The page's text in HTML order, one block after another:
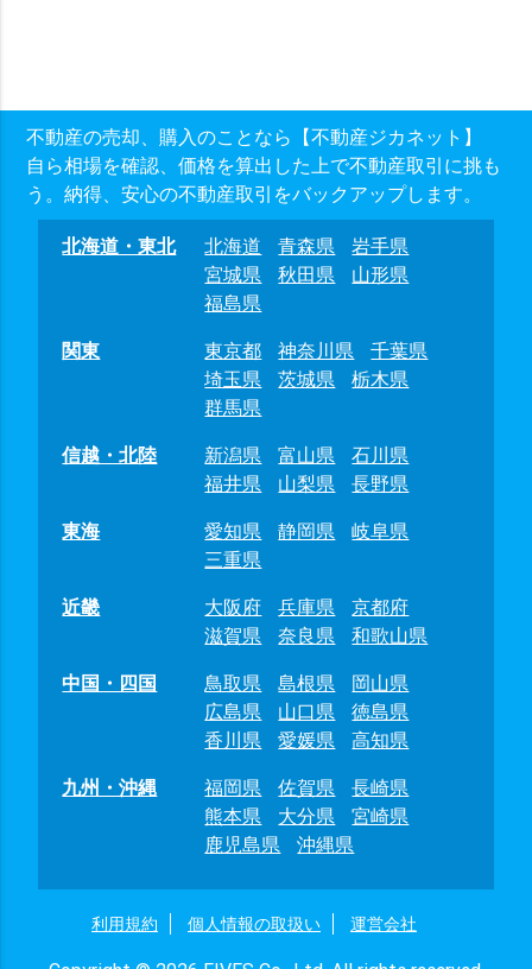
不動産の売却、購入のことなら【不動産ジカネット】
自ら相場を確認、価格を算出した上で不動産取引に挑も
う。納得、安心の不動産取引をバックアップします。
北海道・東北 北海道 青森県
岩手県
宮城県
秋田県
山形県
福島県
関東
東京都 神奈川県
千葉県
埼玉県
茨城県
栃木県
群馬県
信越・北陸
新潟県 富山県
石川県
福井県
山梨県
長野県
東海
愛知県 静岡県
岐阜県
三重県
近畿
大阪府 兵庫県
京都府
滋賀県
奈良県
和歌山県
中国・四国
鳥取県 島根県
岡山県
広島県
山口県
徳島県
香川県
愛媛県
高知県
九州・沖縄
福岡県 佐賀県
長崎県
熊本県
大分県
宮崎県
鹿児島県
沖縄県
利用規約 個人情報の取扱い 運営会社